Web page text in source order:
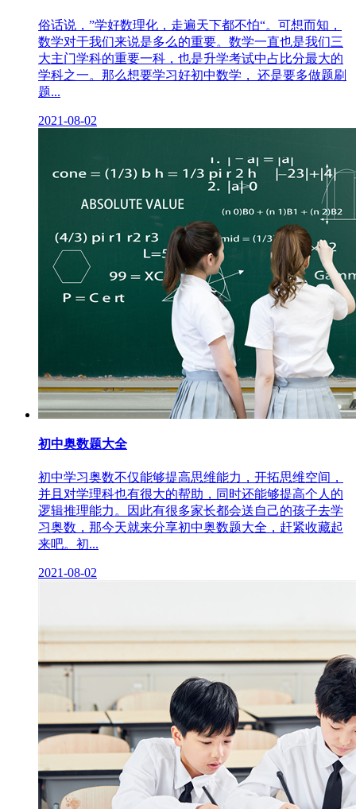
俗话说，”学好数理化，走遍天下都不怕“。可想而知，
数学对于我们来说是多么的重要。数学一直也是我们三
大主门学科的重要一科，也是升学考试中占比分最大的
学科之一。那么想要学习好初中数学， 还是要多做题刷
题...
2021-08-02
初中奥数题大全
初中学习奥数不仅能够提高思维能力，开拓思维空间，
并且对学理科也有很大的帮助，同时还能够提高个人的
逻辑推理能力。因此有很多家长都会送自己的孩子去学
习奥数，那今天就来分享初中奥数题大全，赶紧收藏起
来吧。初...
2021-08-02